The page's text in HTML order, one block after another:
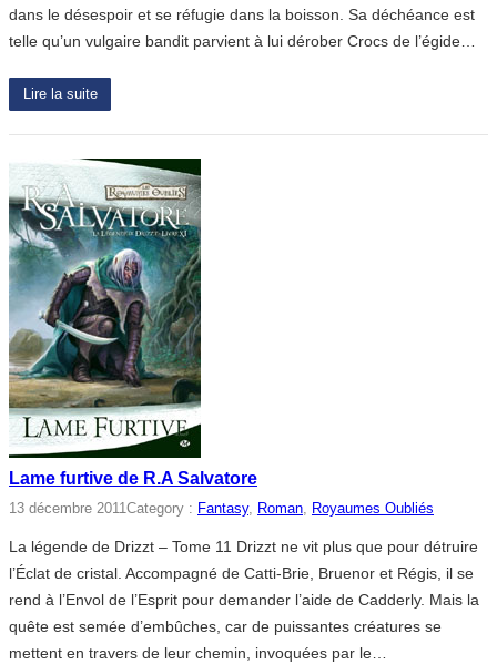
dans le désespoir et se réfugie dans la boisson. Sa déchéance est
telle qu’un vulgaire bandit parvient à lui dérober Crocs de l’égide…
Lire la suite
Lame furtive de R.A Salvatore
13 décembre 2011Category : Fantasy, Roman, Royaumes Oubliés
La légende de Drizzt – Tome 11 Drizzt ne vit plus que pour détruire
l’Éclat de cristal. Accompagné de Catti-Brie, Bruenor et Régis, il se
rend à l’Envol de l’Esprit pour demander l’aide de Cadderly. Mais la
quête est semée d’embûches, car de puissantes créatures se
mettent en travers de leur chemin, invoquées par le…